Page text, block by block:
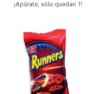
¡Apúrate, sólo quedan 1!